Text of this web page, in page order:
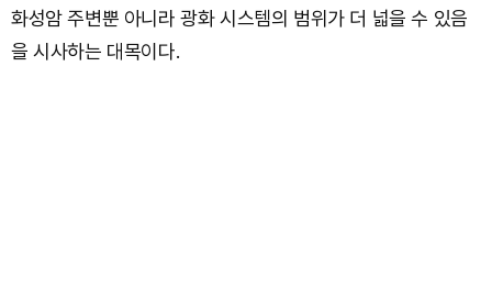
화성암 주변뿐 아니라 광화 시스템의 범위가 더 넓을 수 있음
을 시사하는 대목이다.